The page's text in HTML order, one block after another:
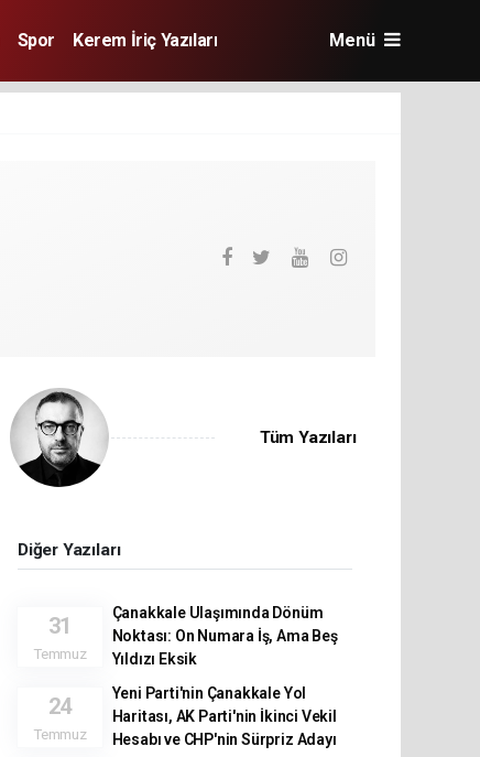
Spor Kerem İriç Yazıları Menü
Tüm Yazıları
Diğer Yazıları
31
Temmuz
Çanakkale Ulaşımında Dönüm
Noktası: On Numara İş, Ama Beş
Yıldızı Eksik
24
Temmuz
Yeni Parti'nin Çanakkale Yol
Haritası, AK Parti'nin İkinci Vekil
Hesabı ve CHP'nin Sürpriz Adayı